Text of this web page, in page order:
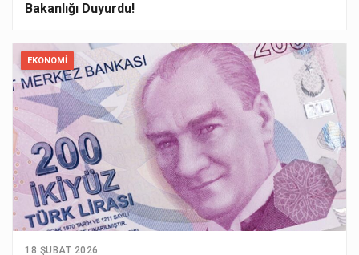
Bakanlığı Duyurdu!
EKONOMI
18 ŞUBAT 2026